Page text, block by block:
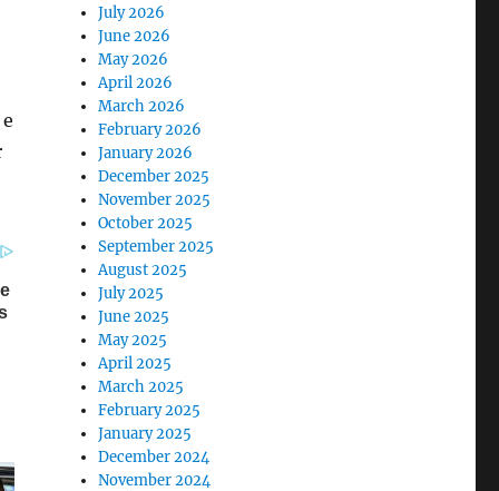
July 2026
June 2026
May 2026
April 2026
March 2026
February 2026
January 2026
December 2025
November 2025
October 2025
September 2025
August 2025
July 2025
June 2025
May 2025
April 2025
March 2025
February 2025
January 2025
December 2024
November 2024